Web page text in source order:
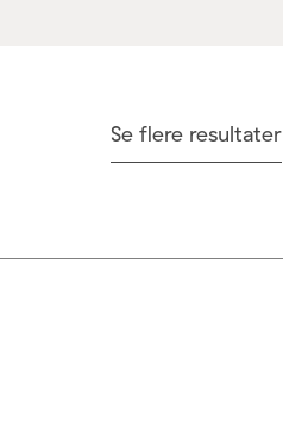
Se flere resultater